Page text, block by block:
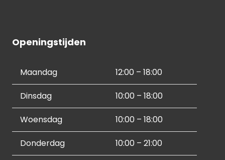
Openingstijden
Maandag 12:00 – 18:00
Dinsdag 10:00 – 18:00
Woensdag 10:00 – 18:00
Donderdag 10:00 – 21:00